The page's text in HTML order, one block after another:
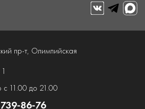
пр-т, Олимпийская
с 11.00 до 21.00
86-76